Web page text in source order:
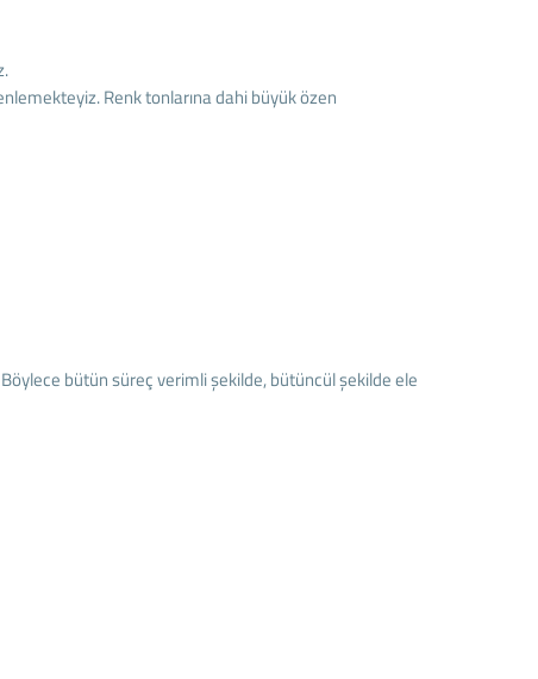
Renk tonlarına dahi büyük özen
bütün süreç verimli şekilde, bütüncül şekilde ele